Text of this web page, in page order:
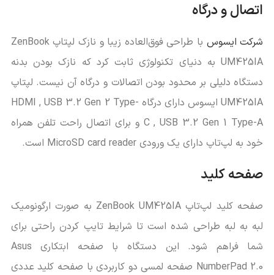
اتصال و درگاه
شرکت ایسوس
با طراحی فوق‌العاده زیبا و نازک لپتاپ ZenBook
UM425IA به دنیای تکنولوژی ثابت کرد که نازک بودن بدنه
دستگاه دلیلی بر محدود بودن اتصالات و درگاه آن نیست. لپتاپ
UM425IA ایسوس دارای درگاه HDMI , USB 3.2 Gen 2 Type-
C , USB 3.2 Gen 1 Type-A و برای اتصال راحت تلفن همراه
خود به لپ‌تاپ دارای یک ورودی MicroSD card reader است.
صفحه کلید
صفحه کلید لپ‌تاپ ZenBook UM425IA به صورت ارگونومیک
لبه به لبه طراحی شده است تا شرایط تایپ کردن راحتی برای
شما فراهم شود. این دستگاه با صفحه ابتکاری Asus
NumberPad 2.0 صفحه لمسی دو کاربردی با صفحه کلید عددی